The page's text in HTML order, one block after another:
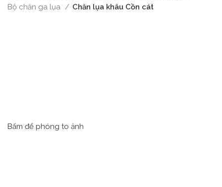
Bộ chăn ga lụa
Chăn lụa khâu Cồn cát
Bấm để phóng to ảnh